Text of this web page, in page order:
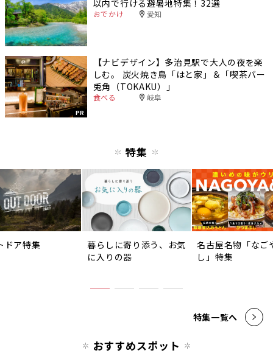
以内で行ける避暑地特集！32選
おでかけ 愛知
PR
【ナビデザイン】多治見駅で大人の夜を楽
しむ。 炭火焼き鳥「はと家」＆「喫茶バー
兎角（TOKAKU）」
食べる 岐阜
特集
ドア特集
暮らしに寄り添う、お気
に入りの器
名古屋名物「なご
し」特集
特集一覧へ
おすすめスポット